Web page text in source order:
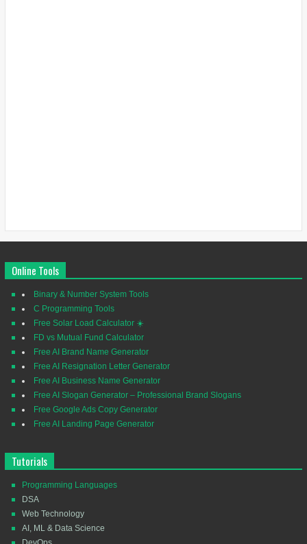
Online Tools
Binary & Number System Tools
C Programming Tools
Free Solar Load Calculator ☀️
FD vs Mutual Fund Calculator
Free AI Brand Name Generator
Free AI Resignation Letter Generator
Free AI Business Name Generator
Free AI Slogan Generator – Professional Brand Slogans
Free Google Ads Copy Generator
Free AI Landing Page Generator
Tutorials
Programming Languages
DSA
Web Technology
AI, ML & Data Science